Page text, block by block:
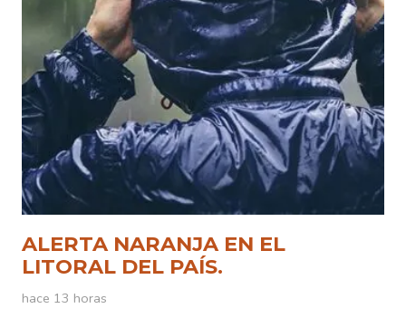
ALERTA NARANJA EN EL
LITORAL DEL PAÍS.
hace 13 horas